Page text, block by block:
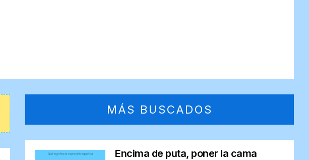
MÁS BUSCADOS
Encima de puta, poner la cama